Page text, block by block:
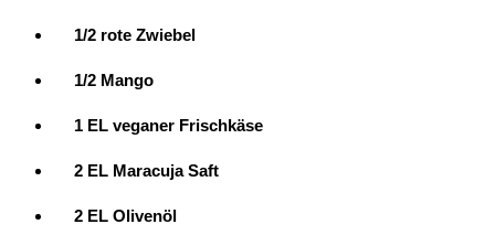
1/2 rote Zwiebel
1/2 Mango
1 EL veganer Frischkäse
2 EL Maracuja Saft
2 EL Olivenöl